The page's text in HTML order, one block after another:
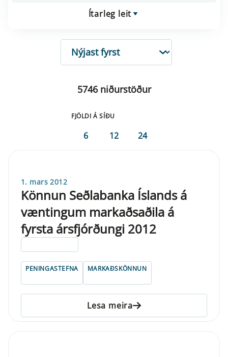
Ítarleg leit
RÖÐUN
5746 niðurstöður
FJÖLDI Á SÍÐU
6 12 24
1. mars 2012
Könnun Seðlabanka Íslands á
væntingum markaðsaðila á
fyrsta ársfjórðungi 2012
PENINGASTEFNA MARKAÐSKÖNNUN
Lesa meira